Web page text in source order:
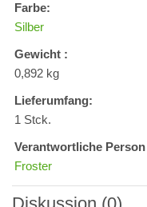
Farbe:
Silber
Gewicht :
0,892 kg
Lieferumfang:
1 Stck.
Verantwortliche
Froster